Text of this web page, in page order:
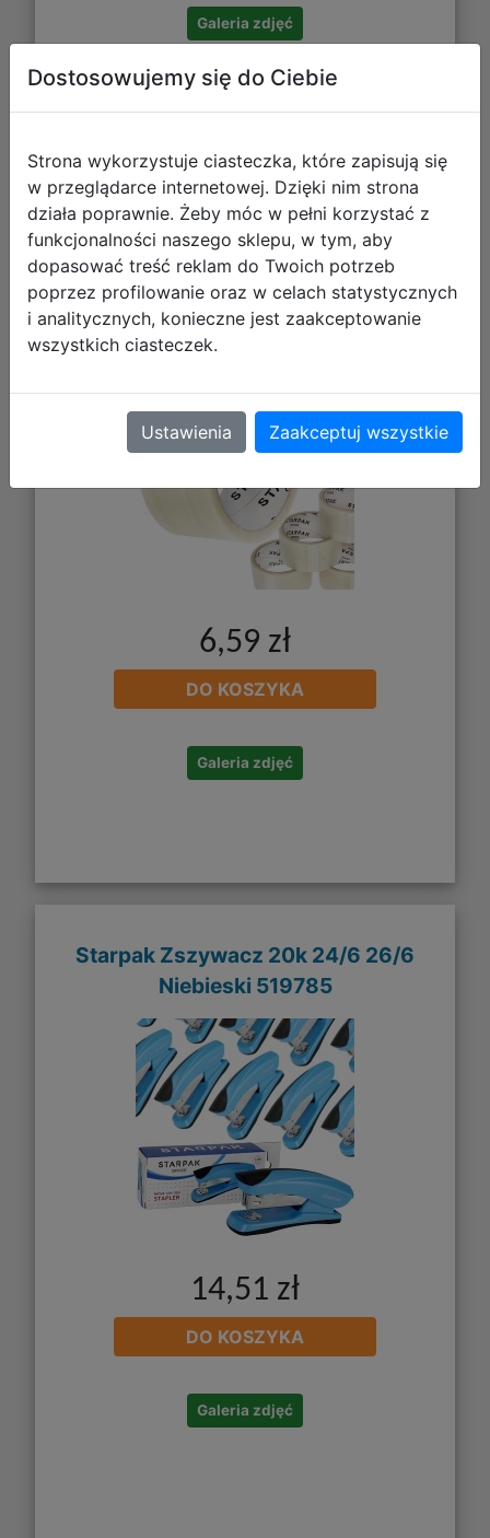
Galeria zdjęć
STARPAK Taśma Pakowa
Przeźroczysta 48mm Szerokości
40mb 228508
6,59 zł
DO KOSZYKA
Galeria zdjęć
Starpak Zszywacz 20k 24/6 26/6
Niebieski 519785
14,51 zł
DO KOSZYKA
Galeria zdjęć
Dostosowujemy się do Ciebie
Strona wykorzystuje ciasteczka, które zapisują się
w przeglądarce internetowej. Dzięki nim strona
działa poprawnie. Żeby móc w pełni korzystać z
funkcjonalności naszego sklepu, w tym, aby
dopasować treść reklam do Twoich potrzeb
poprzez profilowanie oraz w celach statystycznych
i analitycznych, konieczne jest zaakceptowanie
wszystkich ciasteczek.
Ustawienia Zaakceptuj wszystkie